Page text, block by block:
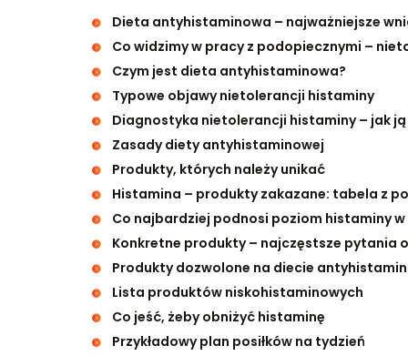
Dieta antyhistaminowa – najważniejsze
Co widzimy w pracy z podopiecznymi –
Czym jest dieta antyhistaminowa?
Typowe objawy nietolerancji histaminy
Diagnostyka nietolerancji histaminy – jak
Zasady diety antyhistaminowej
Produkty, których należy unikać
Histamina – produkty zakazane: tabela z
Co najbardziej podnosi poziom histaminy
Konkretne produkty – najczęstsze pytania
Produkty dozwolone na diecie
Lista produktów niskohistaminowych
Co jeść, żeby obniżyć histaminę
Przykładowy plan posiłków na tydzień